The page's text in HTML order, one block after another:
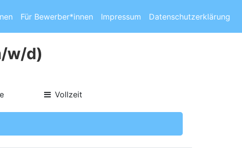
Für Bewerber*innen Impressum Datenschutzerklärung
w/d)
Vollzeit